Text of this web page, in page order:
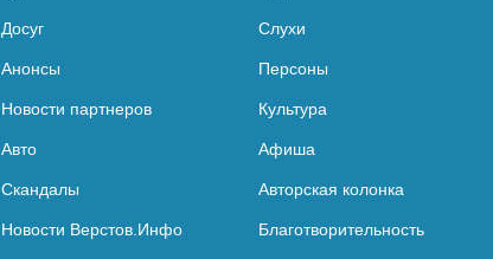
Досуг Слухи
Анонсы Персоны
Новости партнеров Культура
Авто Афиша
Скандалы Авторская колонка
Новости Верстов.Инфо Благотворительность